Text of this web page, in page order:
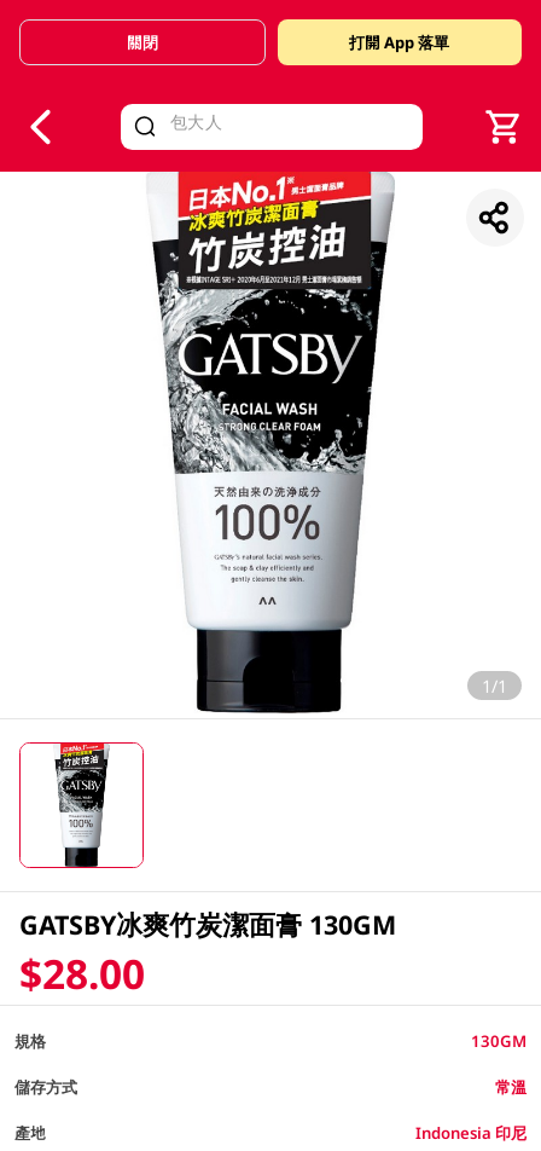
Valid Until 30 June 2026
關閉 打開 App 落單
1/1
GATSBY冰爽竹炭潔面膏 130GM
$28.00
規格 130GM
儲存方式 常溫
產地 Indonesia 印尼